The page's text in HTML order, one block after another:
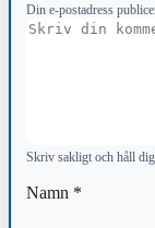
Din e-postadress
Kommentar
Skriv sakligt och håll dig
Namn *